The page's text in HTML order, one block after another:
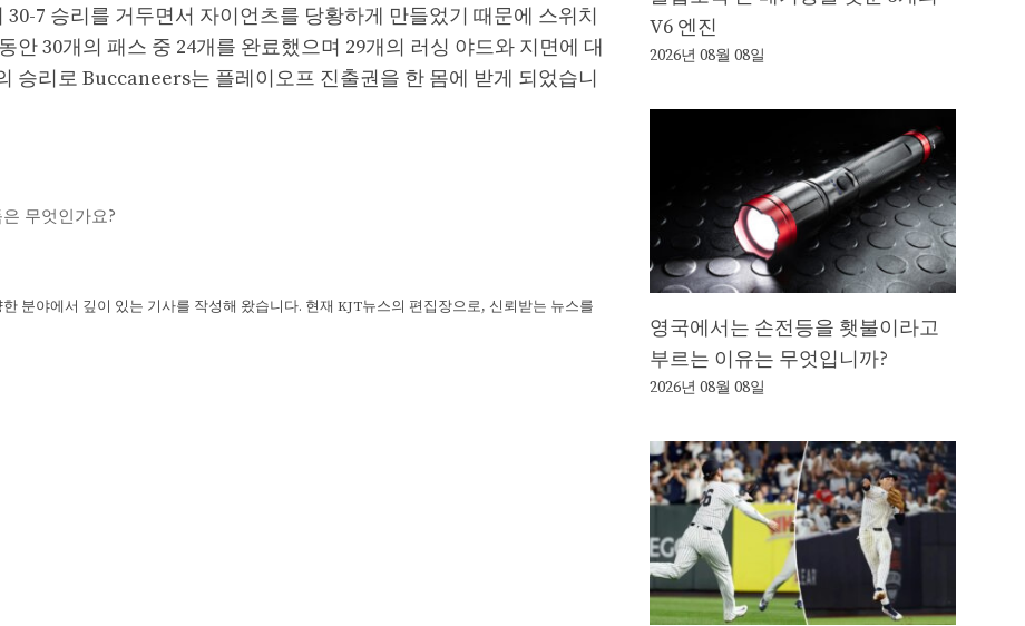
7 승리를 거두면서 자이언츠를 당황하게 만들었기 때문에 스위치
안 30개의 패스 중 24개를 완료했으며 29개의 러싱 야드와 지면에 대
승리로 Buccaneers는 플레이오프 진출권을 한 몸에 받게 되었습니
무엇인가요?
분야에서 깊이 있는 기사를 작성해 왔습니다. 현재 KJT뉴스의 편집장으로, 신뢰받는 뉴스를
V6 엔진
2026년 08월 08일
영국에서는 손전등을 횃불이라고
부르는 이유는 무엇입니까?
2026년 08월 08일